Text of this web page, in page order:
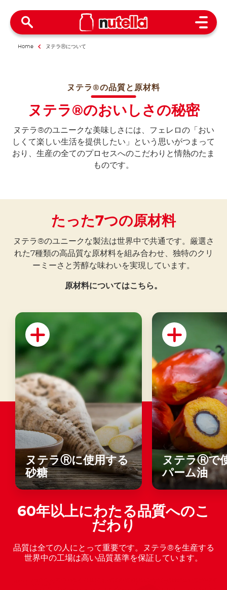
Open
Home ヌテラⓇについて
ヌテラ®の品質と原材料
ヌテラ®のおいしさの秘密
ヌテラ®のユニークな美味しさには、フェレロの「おい
しくて楽しい生活を提供したい」という思いがつまって
おり、生産の全てのプロセスへのこだわりと情熱のたま
ものです。
たった7つの原材料
ヌテラ®のユニークな製法は世界中で共通です。厳選さ
れた7種類の高品質な原材料を組み合わせ、独特のクリ
ーミーさと芳醇な味わいを実現しています。
原材料についてはこちら。
ヌテラⓇに使用する
砂糖
ヌテラⓇで
パーム油
60年以上にわたる品質へのこ
だわり
品質は全ての人にとって重要です。ヌテラ®を生産する
世界中の工場は高い品質基準を保証しています。